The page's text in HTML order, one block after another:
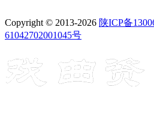
Copyright © 2013-2026 陕ICP备
61042702001045号